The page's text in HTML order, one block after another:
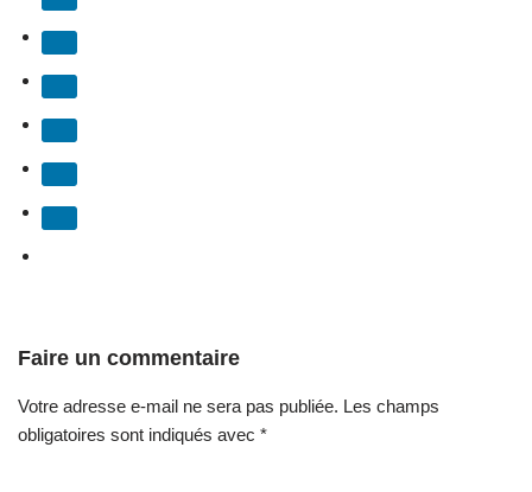
Faire un commentaire
Votre adresse e-mail ne sera pas publiée. Les champs
obligatoires sont indiqués avec *